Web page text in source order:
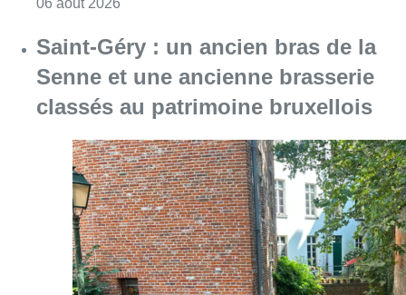
06 août 2026
Saint-Géry : un ancien bras de la
Senne et une ancienne brasserie
classés au patrimoine bruxellois